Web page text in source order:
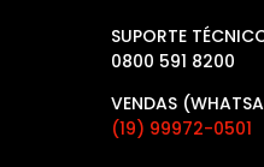
SUPORTE
0800 591 8200
VENDAS
(19) 99972-0501